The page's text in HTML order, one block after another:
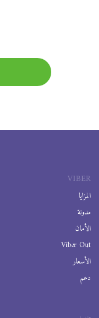
VIBER
المزايا
مدونة
الأمان
Viber Out
الأسعار
دعم